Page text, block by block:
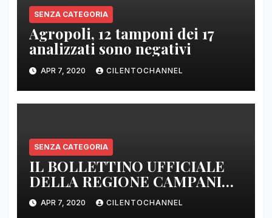
SENZA CATEGORIA
Agropoli, 12 tamponi dei 17
analizzati sono negativi
APR 7, 2020 CILENTOCHANNEL
SENZA CATEGORIA
IL BOLLETTINO UFFICIALE
DELLA REGIONE CAMPANIA
DELLE ORE 22.00
APR 7, 2020 CILENTOCHANNEL